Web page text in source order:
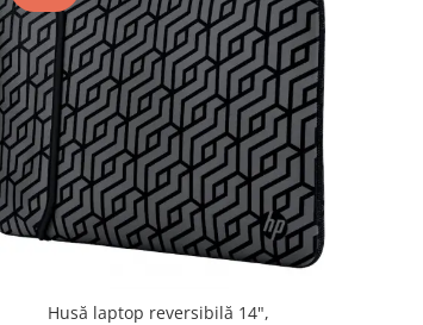
Husă laptop reversibilă 14",